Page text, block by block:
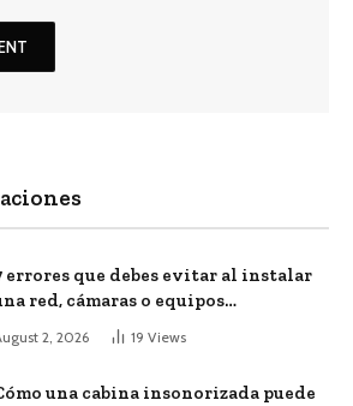
errores que debes evitar al instalar
red, cámaras o equipos
tecnológicos en una empresa
2, 2026 19 Views
una cabina insonorizada puede